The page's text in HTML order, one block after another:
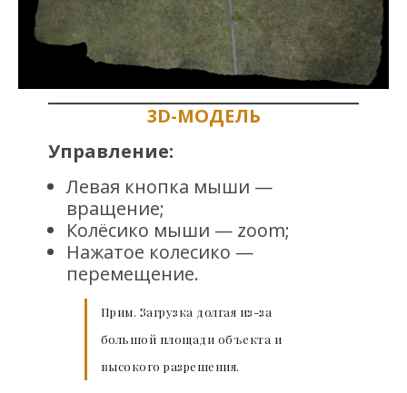
3D-МОДЕЛЬ
Управление:
Левая кнопка мыши —
вращение;
Колёсико мыши — zoom;
Нажатое колесико —
перемещение.
Прим. Загрузка долгая из-за
большой площади объекта и
высокого разрешения.